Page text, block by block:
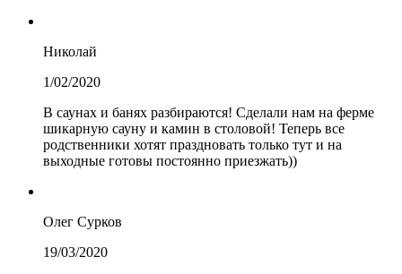
Николай
1/02/2020
В саунах и банях разбираются! Сделали нам на ферме
шикарную сауну и камин в столовой! Теперь все
родственники хотят праздновать только тут и на
выходные готовы постоянно приезжать))
Олег Сурков
19/03/2020